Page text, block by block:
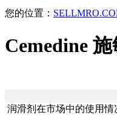
您的位置：
Cemedine
润滑剂在市场中的使用